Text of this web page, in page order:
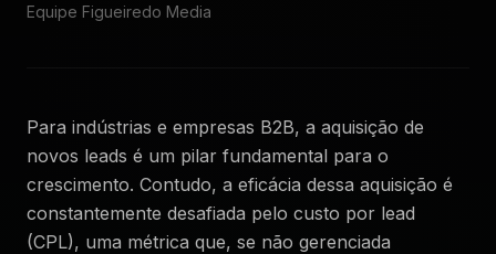
Equipe Figueiredo Media
Para indústrias e empresas B2B, a aquisição de
novos leads é um pilar fundamental para o
crescimento. Contudo, a eficácia dessa aquisição é
constantemente desafiada pelo custo por lead
(CPL), uma métrica que, se não gerenciada